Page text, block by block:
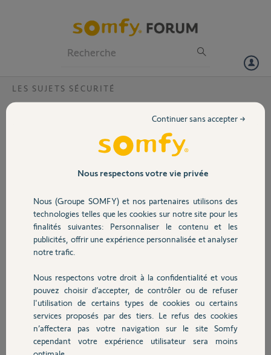
Volet
Sécurité
Domotique
Chauffage
Autres produits
LES SUJETS SÉCURITÉ
FAQ Somfy Protect : Pourquoi je
n'arrive pas à me connecter à mon système
depuis l'application ?
Vous lancez l'application "Somfy Protect" mais vous n'arrivez pas à vous
connecter à votre système. Veuillez vérifier les éléments suivants :
1 - Vous n'entrez pas la bonne adresse e-mail ou le bon mot de passe, ou
vous ne respectez pas les minuscules/majuscules pour l'un d'entre eux
3 - Si l'adresse e-mail est accepté, c'est que le problème venait bien du
mot de passe
4 - Si l'adresse e-mail est refusée, c'est que vous faites une erreur lors de
sa saisie : si vous ne la retrouvez pas, il est nécessaire de nous contacter
en posant votre question sur ce Forurm d'entraide.
Nous respectons votre vie privée
Nous (Groupe SOMFY) et nos partenaires utilisons des
technologies telles que les cookies sur notre site pour les
finalités suivantes: Personnaliser le contenu et les
publicités, offrir une expérience personnalisée et analyser
notre trafic.
Nous respectons votre droit à la confidentialité et vous
pouvez choisir d’accepter, de contrôler ou de refuser
l'utilisation de certains types de cookies ou certains
services proposés par des tiers. Le refus des cookies
n’affectera pas votre navigation sur le site Somfy
cependant votre expérience utilisateur sera moins
Continuer sans accepter →